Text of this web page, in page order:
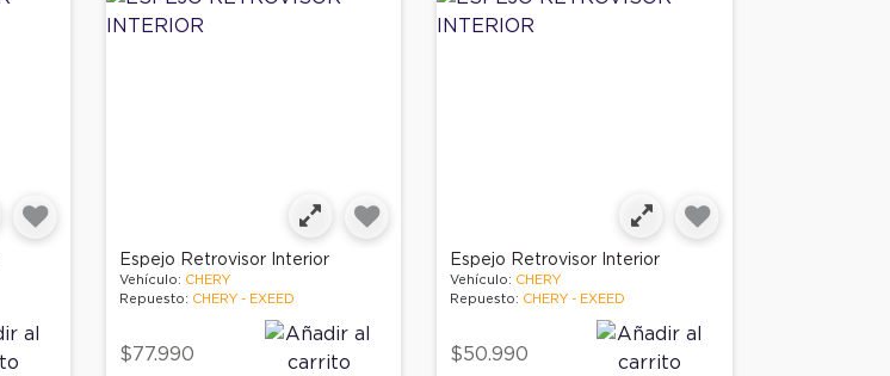
Espejo Retrovisor Interior
Vehículo: CHERY
Repuesto: CHERY - EXEED
$77.990
Espejo Retrovisor Interior
Vehículo: CHERY
Repuesto: CHERY - EXEED
$50.990